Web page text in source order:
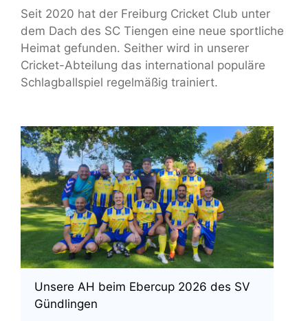
Seit 2020 hat der Freiburg Cricket Club unter
dem Dach des SC Tiengen eine neue sportliche
Heimat gefunden. Seither wird in unserer
Cricket-Abteilung das international populäre
Schlagballspiel regelmäßig trainiert.
Unsere AH beim Ebercup 2026 des SV
Gündlingen